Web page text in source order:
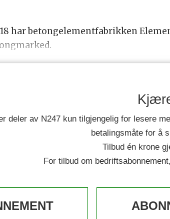
har betongelementfabrikken
deler av N247 kun tilgjengelig for lesere
betalingsmåte for å
Tilbud én krone
For tilbud om